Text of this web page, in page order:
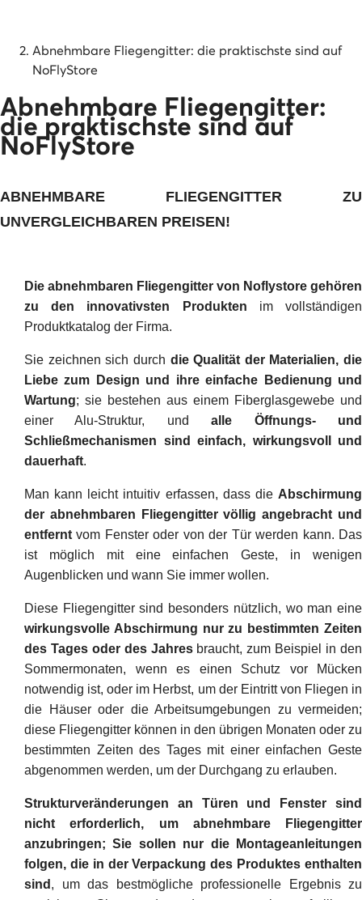
Abnehmbare Fliegengitter: die praktischste sind auf
NoFlyStore
Abnehmbare Fliegengitter:
die praktischste sind auf
NoFlyStore
ABNEHMBARE FLIEGENGITTER ZU
UNVERGLEICHBAREN PREISEN!
Die abnehmbaren Fliegengitter von Noflystore gehören
zu den innovativsten Produkten im vollständigen
Produktkatalog der Firma.
Sie zeichnen sich durch die Qualität der Materialien, die
Liebe zum Design und ihre einfache Bedienung und
Wartung; sie bestehen aus einem Fiberglasgewebe und
einer Alu-Struktur, undalle Öffnungs- und
Schließmechanismen sind einfach, wirkungsvoll und
dauerhaft.
Man kann leicht intuitiv erfassen, dass die Abschirmung
der abnehmbaren Fliegengitter völlig angebracht und
entferntvom Fenster oder von der Tür werden kann. Das
ist möglich mit eine einfachen Geste, in wenigen
Augenblicken und wann Sie immer wollen.
Diese Fliegengitter sind besonders nützlich, wo man eine
wirkungsvolle Abschirmung nur zu bestimmten Zeiten
des Tages oder des Jahresbraucht, zum Beispiel in den
Sommermonaten, wenn es einen Schutz vor Mücken
notwendig ist, oder im Herbst, um der Eintritt von Fliegen in
die Häuser oder die Arbeitsumgebungen zu vermeiden;
diese Fliegengitter können in den übrigen Monaten oder zu
bestimmten Zeiten des Tages mit einer einfachen Geste
abgenommen werden, um der Durchgang zu erlauben.
Strukturveränderungen an Türen und Fenster sind
nicht erforderlich, um abnehmbare Fliegengitter
anzubringen; Sie sollen nur die Montageanleitungen
folgen, die in der Verpackung des Produktes enthalten
sind , um das bestmögliche professionelle Ergebnis zu